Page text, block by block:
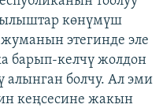
көнүмүш
этегинде эле
барып-келчү жолдон
алынган болчу. Ал эми
кеңсесине жакын